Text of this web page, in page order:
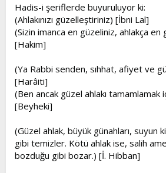
Hadis-i şeriflerde buyuruluyor ki:
(Ahlakınızı güzelleştiriniz) [İbni Lal]
(Sizin imanca en güzeliniz, ahlakça en
[Hakim]
(Ya Rabbi senden, sıhhat, afiyet ve
[Harâiti]
(Ben ancak güzel ahlakı tamamlamak
[Beyheki]
(Güzel ahlak, büyük günahları, suyun
gibi temizler. Kötü ahlak ise, salih
bozduğu gibi bozar.) [İ. Hibban]